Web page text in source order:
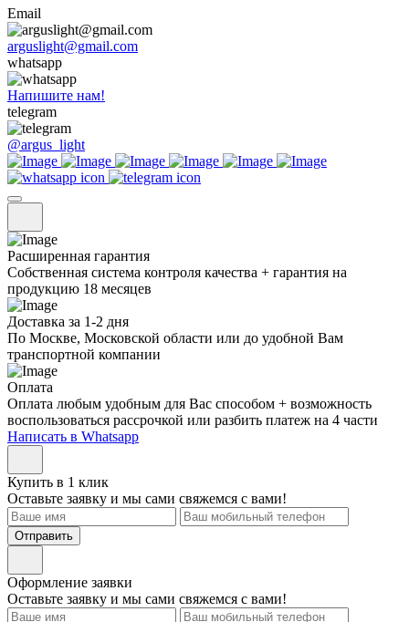
Email
arguslight@gmail.com
whatsapp
Напишите нам!
telegram
@argus_light
Расширенная гарантия
Собственная система контроля качества + гарантия на
продукцию 18 месяцев
Доставка за 1-2 дня
По Москве, Московской области или до удобной Вам
транспортной компании
Оплата
Оплата любым удобным для Вас способом + возможность
воспользоваться рассрочкой или разбить платеж на 4 части
Написать в Whatsapp
Купить в 1 клик
Оставьте заявку и мы сами свяжемся с вами!
Отправить
Оформление заявки
Оставьте заявку и мы сами свяжемся с вами!